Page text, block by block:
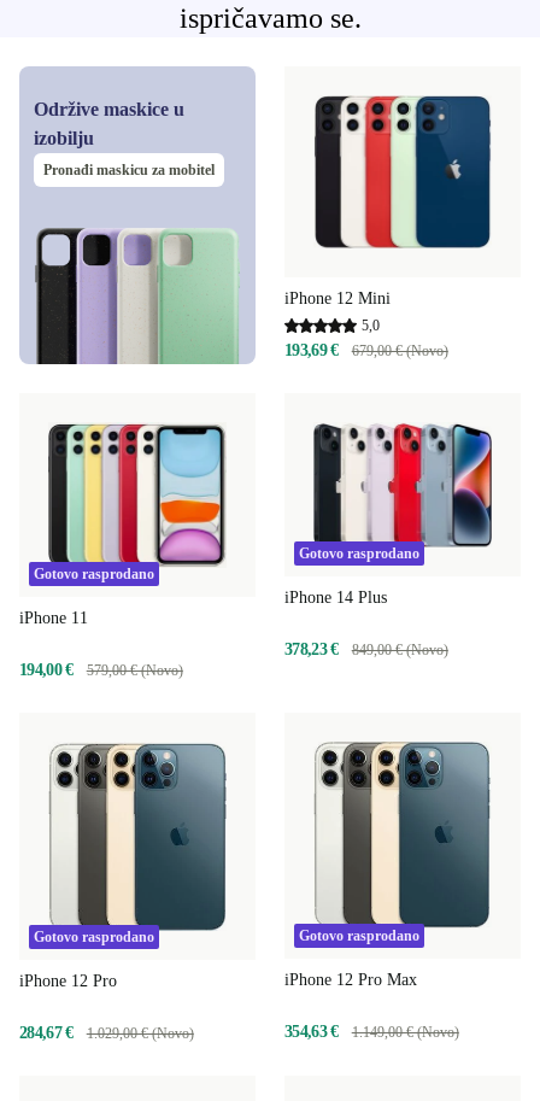
ispričavamo se.
Održive maskice u
izobilju
Pronađi maskicu za mobitel
iPhone 12 Mini
5,0
193,69 € 679,00 € (Novo)
Gotovo rasprodano
iPhone 11
194,00 € 579,00 € (Novo)
Gotovo rasprodano
iPhone 14 Plus
378,23 € 849,00 € (Novo)
Gotovo rasprodano
iPhone 12 Pro
284,67 € 1.029,00 € (Novo)
Gotovo rasprodano
iPhone 12 Pro Max
354,63 € 1.149,00 € (Novo)